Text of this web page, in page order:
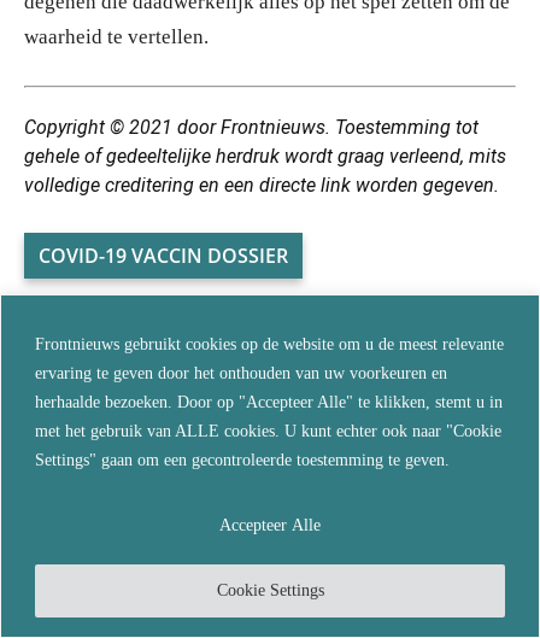
Frontnieuws gebruikt cookies op de website om u de meest relevante
ervaring te geven door het onthouden van uw voorkeuren en
herhaalde bezoeken. Door op "Accepteer Alle" te klikken, stemt u in
met het gebruik van ALLE cookies. U kunt echter ook naar "Cookie
Settings" gaan om een gecontroleerde toestemming te geven.
Cookie Settings
Accepteer Alle
waarheid te vertellen.
Copyright © 2021 door Frontnieuws. Toestemming tot
gehele of gedeeltelijke herdruk wordt graag verleend, mits
volledige creditering en een directe link worden gegeven.
COVID-19 VACCIN DOSSIER